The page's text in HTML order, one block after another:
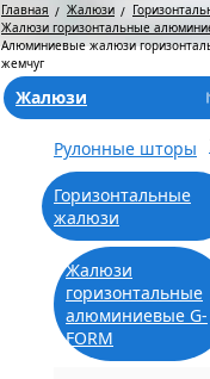
Главная Жалюзи
Жалюзи горизонтальные
Алюминиевые жалюзи
жемчуг
Жалюзи
Рулонные шторы
Горизонтальные
жалюзи
Жалюзи
горизонтальные
алюминиевые G-
FORM